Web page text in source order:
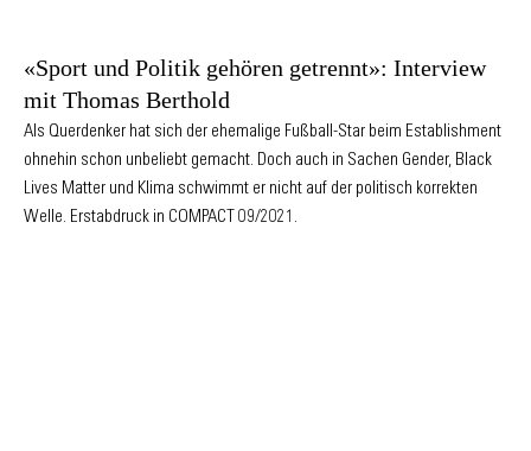
«Sport und Politik gehören getrennt»: Interview
mit Thomas Berthold
Als Querdenker hat sich der ehemalige Fußball-Star beim Establishment
ohnehin schon unbeliebt gemacht. Doch auch in Sachen Gender, Black
Lives Matter und Klima schwimmt er nicht auf der politisch korrekten
Welle. Erstabdruck in COMPACT 09/2021.